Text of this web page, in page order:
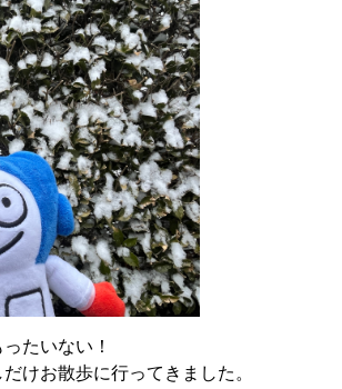
たいない！
けお散歩に行ってきました。